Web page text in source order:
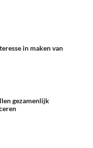
in maken van
gezamenlijk